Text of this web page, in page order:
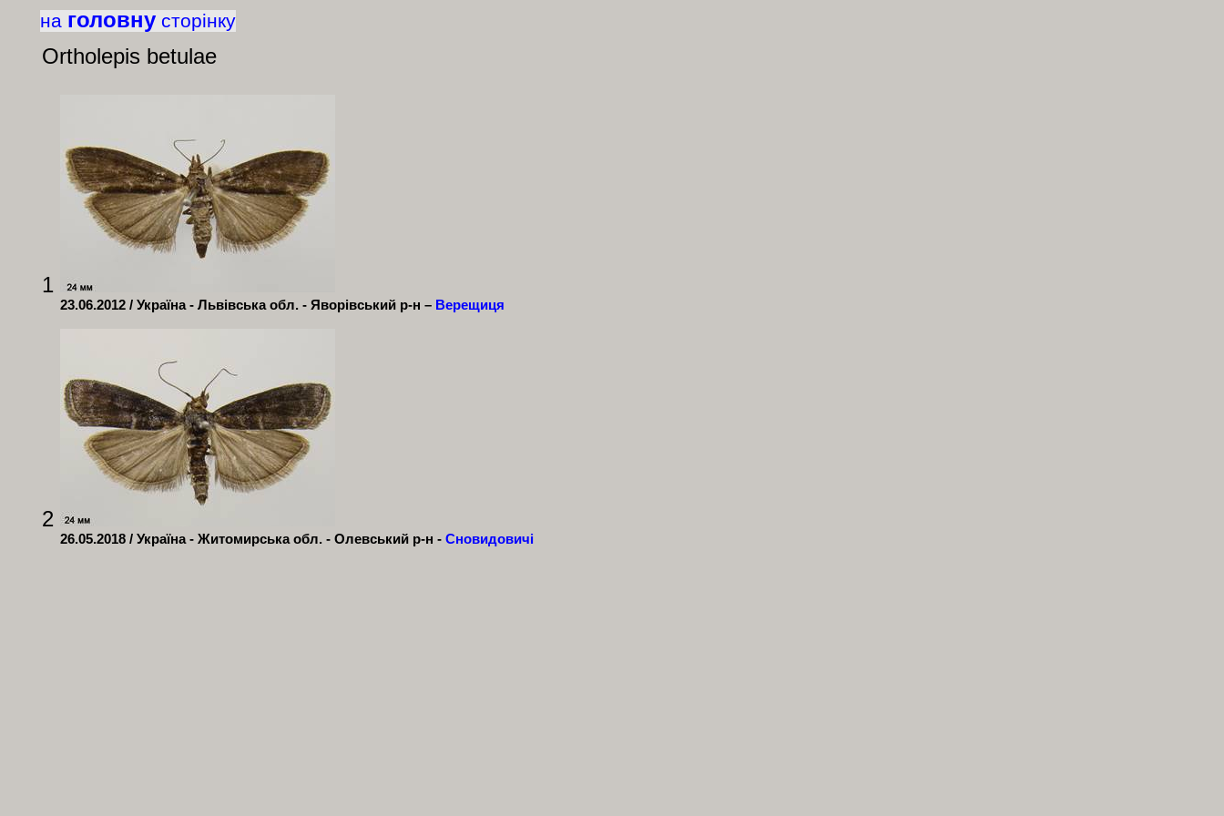
на головну сторінку
Ortholepis betulae
1
23.06.2012 / Україна - Львівська обл. - Яворівський р-н – Верещиця
2
26.05.2018 / Україна - Житомирська обл. - Олевський р-н - Сновидовичі